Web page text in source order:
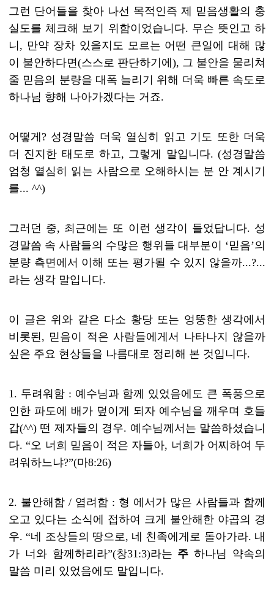
그런 단어들을 찾아 나선 목적인즉 제 믿음생활의 충
실도를 체크해 보기 위함이었습니다. 무슨 뜻인고 하
니 , 만약 장차 있을지도 모르는 어떤 큰일에 대해 많
이 불안하다면(스스로 판단하기에), 그 불안을 물리쳐
줄 믿음의 분량을 대폭 늘리기 위해 더욱 빠른 속도로
하나님 향해 나아가겠다는 거죠.
어떻게? 성경말씀 더욱 열심히 읽고 기도 또한 더욱
더 진지한 태도로 하고 , 그렇게 말입니다. (성경말씀
엄청 열심히 읽는 사람으로 오해하시는 분 안 계시기
를... ^^)
그러던 중, 최근에는 또 이런 생각이 들었답니다. 성
경말씀 속 사람들의 수많은 행위들 대부분이 ‘믿음’의
분량 측면에서 이해 또는 평가될 수 있지 않을까...?...
라는 생각 말입니다.
이 글은 위와 같은 다소 황당 또는 엉뚱한 생각에서
비롯된 , 믿음이 적은 사람들에게서 나타나지 않을까
싶은 주요 현상들을 나름대로 정리해 본 것입니다.
1. 두려워함 : 예수님과 함께 있었음에도 큰 폭풍으로
인한 파도에 배가 덮이게 되자 예수님을 깨우며 호들
갑(^^) 떤 제자들의 경우. 예수님께서는 말씀하셨습니
다. “오 너희 믿음이 적은 자들아, 너희가 어찌하여 두
려워하느냐?”(마8:26)
2. 불안해함 / 염려함 : 형 에서가 많은 사람들과 함께
오고 있다는 소식에 접하여 크게 불안해한 야곱의 경
우. “네 조상들의 땅으로 , 네 친족에게로 돌아가라. 내
가 너와 함께하리라”(창31:3)라는 주 하나님 약속의
말씀 미리 있었음에도 말입니다.